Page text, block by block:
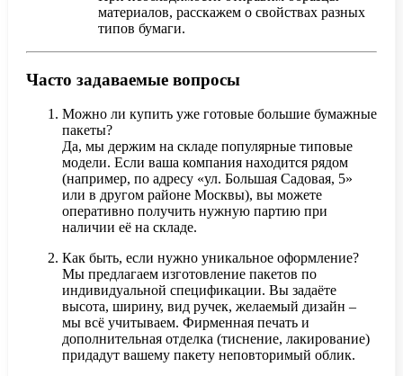
материалов, расскажем о свойствах разных
типов бумаги.
Часто задаваемые вопросы
Можно ли купить уже готовые большие бумажные
пакеты?
Да, мы держим на складе популярные типовые
модели. Если ваша компания находится рядом
(например, по адресу «ул. Большая Садовая, 5»
или в другом районе Москвы), вы можете
оперативно получить нужную партию при
наличии её на складе.
Как быть, если нужно уникальное оформление?
Мы предлагаем изготовление пакетов по
индивидуальной спецификации. Вы задаёте
высота, ширину, вид ручек, желаемый дизайн –
мы всё учитываем. Фирменная печать и
дополнительная отделка (тиснение, лакирование)
придадут вашему пакету неповторимый облик.